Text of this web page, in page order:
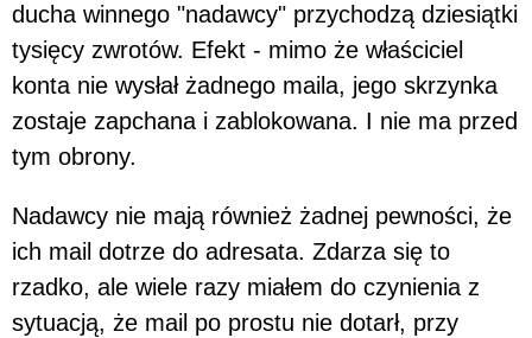
ducha winnego "nadawcy" przychodzą dziesiątki
tysięcy zwrotów. Efekt - mimo że właściciel
konta nie wysłał żadnego maila, jego skrzynka
zostaje zapchana i zablokowana. I nie ma przed
tym obrony.
Nadawcy nie mają również żadnej pewności, że
ich mail dotrze do adresata. Zdarza się to
rzadko, ale wiele razy miałem do czynienia z
sytuacją, że mail po prostu nie dotarł, przy